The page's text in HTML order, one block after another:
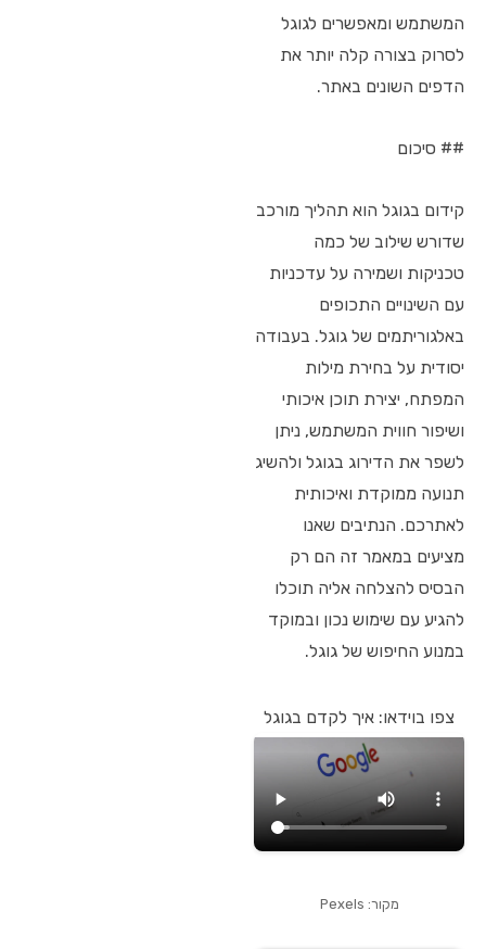
המשתמש ומאפשרים לגוגל
לסרוק בצורה קלה יותר את
הדפים השונים באתר.
## סיכום
קידום בגוגל הוא תהליך מורכב
שדורש שילוב של כמה
טכניקות ושמירה על עדכניות
עם השינויים התכופים
באלגוריתמים של גוגל. בעבודה
יסודית על בחירת מילות
המפתח, יצירת תוכן איכותי
ושיפור חווית המשתמש, ניתן
לשפר את הדירוג בגוגל ולהשיג
תנועה ממוקדת ואיכותית
לאתרכם. הנתיבים שאנו
מציעים במאמר זה הם רק
הבסיס להצלחה אליה תוכלו
להגיע עם שימוש נכון ובמוקד
במנוע החיפוש של גוגל.
צפו בוידאו: איך לקדם בגוגל
מקור: Pexels